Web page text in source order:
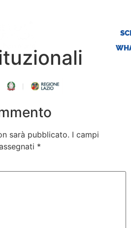
sarà pubblicato. I campi
*